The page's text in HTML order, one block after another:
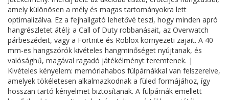
amely különösen a mély és magas tartományokra lett
optimalizálva. Ez a fejhallgató lehetővé teszi, hogy minden apró
hangrészletet átélj: a Call of Duty robbanásait, az Overwatch
párbeszédeit, vagy a Fortnite és Roblox környezeti zajait. A 40
mm-es hangszórók kivételes hangminőséget nyújtanak, és
valósághű, magával ragadó játékélményt teremtenek. |
Kivételes kényelem: memóriahabos fülpárnákkal van felszerelve,
amelyek tökéletesen alkalmazkodnak a füled formájához, így
hosszan tartó kényelmet biztosítanak. A fülpárnák emellett